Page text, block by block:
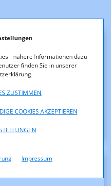
- nähere Informationen dazu
finden Sie in unserer
ZUSTIMMEN
COOKIES AKZEPTIEREN
Impressum
Verkehr und
- Produktblätter